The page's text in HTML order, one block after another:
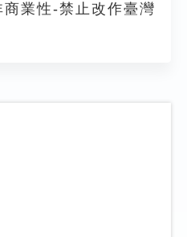
業性-禁止改作臺灣